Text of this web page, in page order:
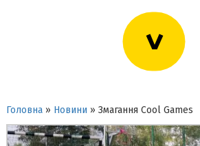
>
Головна» Новини » Змагання Cool Games